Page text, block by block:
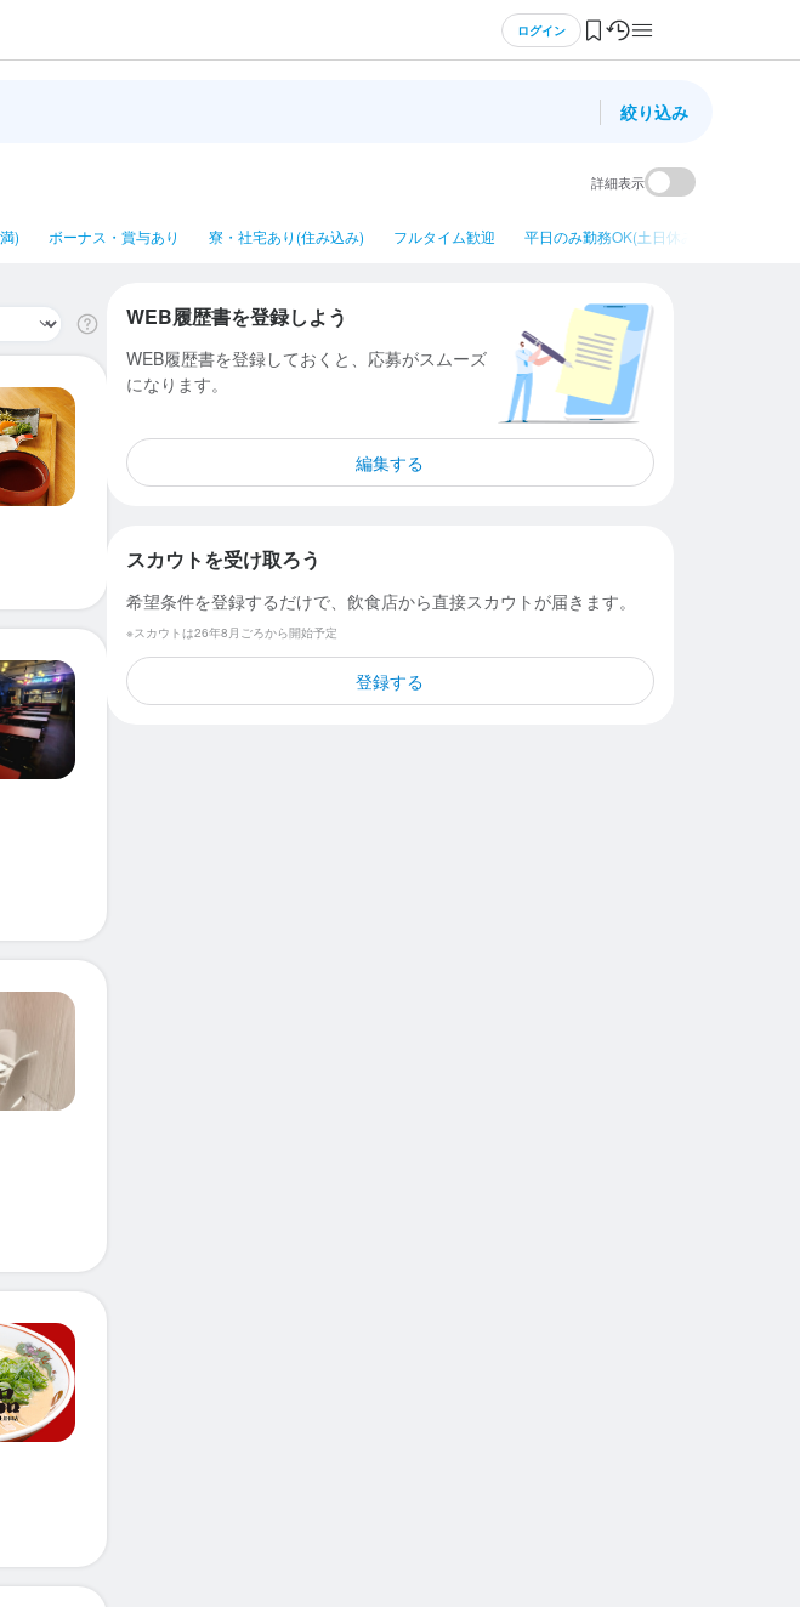
ログイン
絞り込み
詳細表示
) ボーナス・賞与あり 寮・社宅あり(住み込み) フルタイム歓迎 平日のみ勤務OK(土日休み)
WEB履歴書を登録しよう
WEB履歴書を登録しておくと、応募がスムーズ
になります。
編集する
スカウトを受け取ろう
希望条件を登録するだけで、飲食店から直接スカウトが届きます。
※スカウトは26年8月ごろから開始予定
登録する